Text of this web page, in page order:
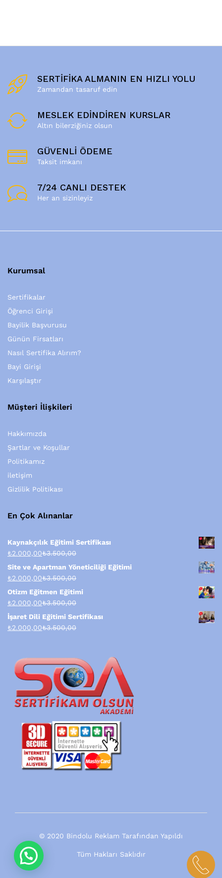
SERTİFİKA ALMANIN EN HIZLI YOLU
Zamandan tasaruf edin
MESLEK EDİNDİREN KURSLAR
Altın bilerziğiniz olsun
GÜVENLİ ÖDEME
Taksit imkanı
7/24 CANLI DESTEK
Her an sizinleyiz
Kurumsal
Sertifikalar
Öğrenci Girişi
Bayilik Başvurusu
Günün Firsatları
Nasıl Sertifika Alırım?
Bayi Girişi
Karşılaştır
Müşteri İlişkileri
Hakkımızda
Şartlar ve Koşullar
Politikamız
iletişim
Gizlilik Politikası
En Çok Alınanlar
Kaynakçılık Eğitimi Sertifikası
₺2.000,00₺3.500,00
Site ve Apartman Yöneticiliği Eğitimi
₺2.000,00₺3.500,00
Otizm Eğitmen Eğitimi
₺2.000,00₺3.500,00
İşaret Dili Eğitimi Sertifikası
₺2.000,00₺3.500,00
© 2020 Bindolu Reklam Tarafından Yapıldı
Tüm Hakları Saklıdır